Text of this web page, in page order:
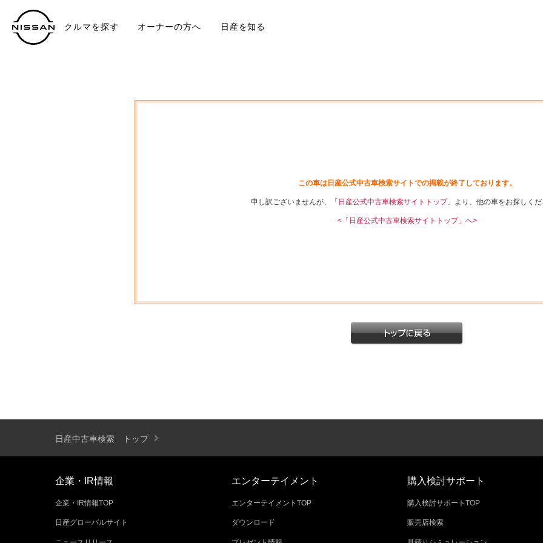
クルマを探す オーナーの方へ 日産を知る
この車は日産公式中古車検索サイトでの掲載が終了しております。
申し訳ございませんが、「 日産公式中古車検索サイトトップ」より、他の車をお探しくだ
<「日産公式中古車検索サイトトップ」へ>
日産中古車検索 トップ
企業・IR情報
企業・IR情報TOP
日産グローバルサイト
エンターテイメント
エンターテイメントTOP
ダウンロード
購入検討サポート
購入検討サポートTOP
販売店検索